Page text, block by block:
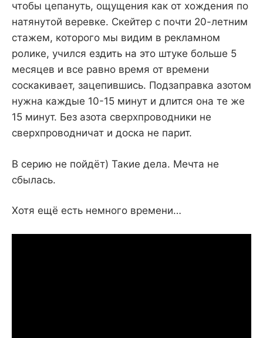
чтобы цепануть, ощущения как от хождения по
натянутой веревке. Скейтер с почти 20-летним
стажем, которого мы видим в рекламном
ролике, учился ездить на это штуке больше 5
месяцев и все равно время от времени
соскакивает, зацепившись. Подзаправка азотом
нужна каждые 10-15 минут и длится она те же
15 минут. Без азота сверхпроводники не
сверхпроводничат и доска не парит.
В серию не пойдёт) Такие дела. Мечта не
сбылась.
Хотя ещё есть немного времени…